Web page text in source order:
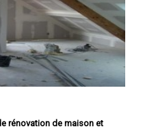
rénovation de maison et